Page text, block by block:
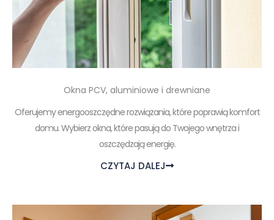
Okna PCV, aluminiowe i drewniane
Oferujemy energooszczędne rozwiązania, które poprawią komfort
domu. Wybierz okna, które pasują do Twojego wnętrza i
oszczędzają energię.
CZYTAJ DALEJ